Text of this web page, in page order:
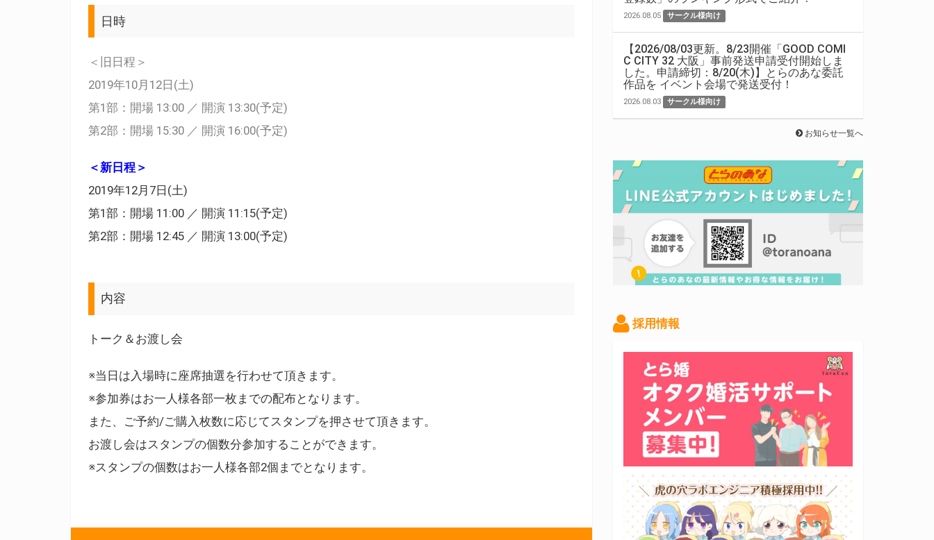
日時
＜旧日程＞
2019年10月12日(土)
第1部：開場 13:00 ／ 開演 13:30(予定)
第2部：開場 15:30 ／ 開演 16:00(予定)
＜新日程＞
2019年12月7日(土)
第1部：開場 11:00 ／ 開演 11:15(予定)
第2部：開場 12:45 ／ 開演 13:00(予定)
内容
トーク＆お渡し会
※当日は入場時に座席抽選を行わせて頂きます。
※参加券はお一人様各部一枚までの配布となります。
また、ご予約/ご購入枚数に応じてスタンプを押させて頂きます。
お渡し会はスタンプの個数分参加することができます。
※スタンプの個数はお一人様各部2個までとなります。
2026.08.05 サークル様向け
【2026/08/03更新。8/23開催「GOOD COMI
C CITY 32 大阪」事前発送申請受付開始しま
した。申請締切：8/20(木)】とらのあな委託
作品を イベント会場で発送受付！
2026.08.03 サークル様向け
お知らせ一覧へ
採用情報